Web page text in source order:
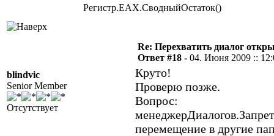
Регистр.EAX.СводныйОстаток()
blindvic
Senior Member
Отсутствует
Re: Перехватить диалог
Ответ #18 - 04. Июня 2009 ::
Круто!
Проверю позже.
Вопрос:
перемещение в другие